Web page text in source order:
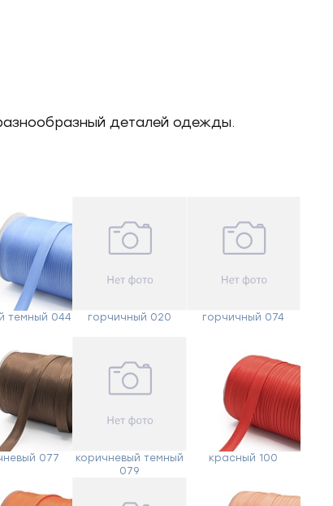
деталей одежды.
темный 044 горчичный 020 горчичный 074
077
коричневый темный
079
красный 100